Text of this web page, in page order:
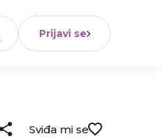
Prijavi se
Sviđa mi se